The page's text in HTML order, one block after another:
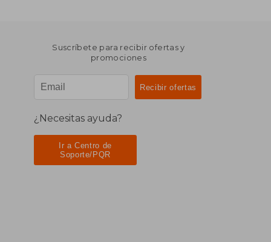
Suscríbete para recibir ofertas y
promociones
¿Necesitas ayuda?
Ir a Centro de
Soporte/PQR